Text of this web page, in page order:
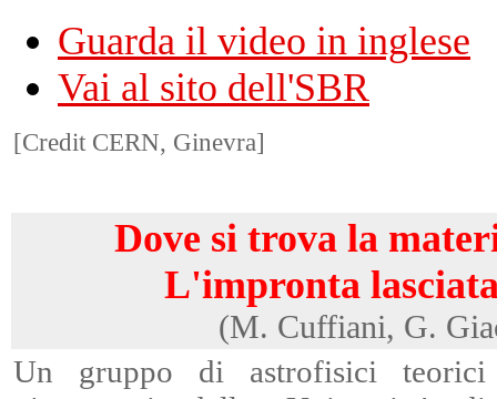
Guarda il video in inglese
Vai al sito dell'SBR
[Credit CERN, Ginevra]
Dove si trova la
L'impronta
(M. Cuffiani, G.
Un gruppo di astrofisici teorici